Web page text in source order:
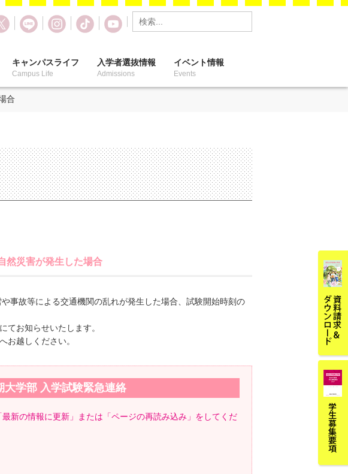
キャンパスライフ
Campus Life
入学者選抜情報
Admissions
イベント情報
Events
合
然災害が発生した場合
事故等による交通機関の乱れが発生した場合、試験開始時刻の
てお知らせいたします。
お越しください。
大学部 入学試験緊急連絡
新の情報に更新」または「ページの再読み込み」をしてくだ